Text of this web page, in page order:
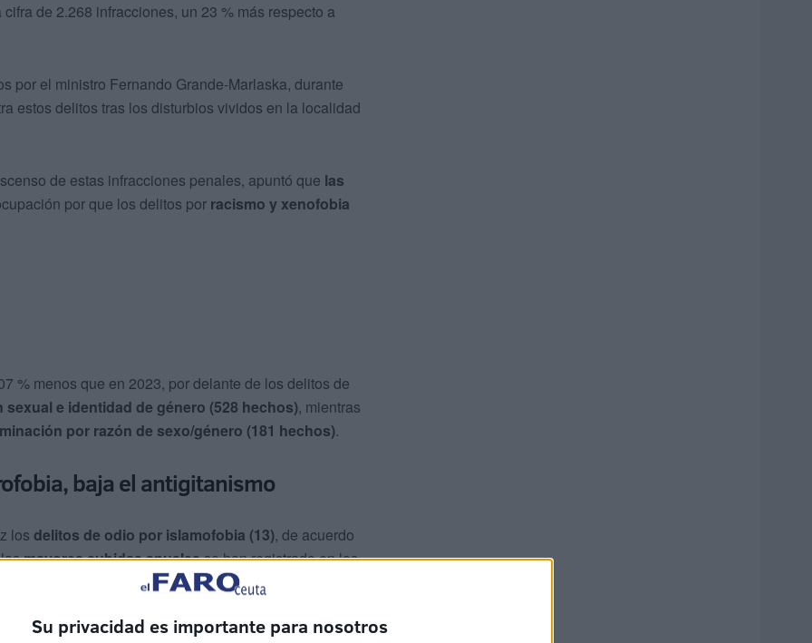
Su privacidad es importante para nosotros
de 2.268 infracciones, un 23 % más respecto a
por el ministro Fernando Grande-Marlaska, durante
estos delitos tras los disturbios vividos en la localidad
de estas infracciones penales, apuntó que las
por que los delitos por racismo y xenofobia
% menos que en 2023, por delante de los delitos de
e identidad de género (528 hechos), mientras
por razón de sexo/género (181 hechos).
baja el antigitanismo
los delitos de odio por islamofobia (13), de acuerdo
lasmayores subidas anualesse han registrado en los
aporofobia (33%) y los relativos a las creencias y